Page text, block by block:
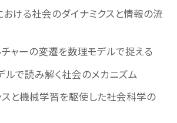
ける社会のダイナミクスと情報の流
ャーの変遷を数理モデルで捉える
ルで読み解く社会のメカニズム
と機械学習を駆使した社会科学の